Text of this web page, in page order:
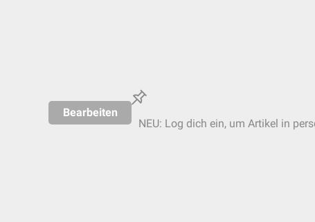
Bearbeiten
NEU: Log dich ein, um Artikel in